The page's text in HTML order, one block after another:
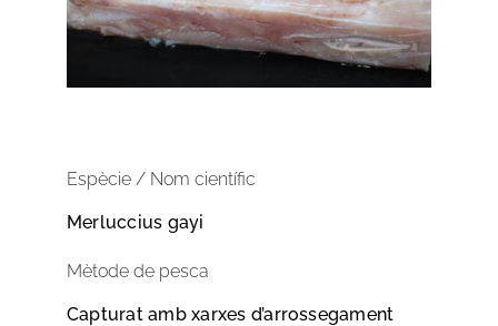
Espècie / Nom científic
Merluccius gayi
Mètode de pesca
Capturat amb xarxes d’arrossegament